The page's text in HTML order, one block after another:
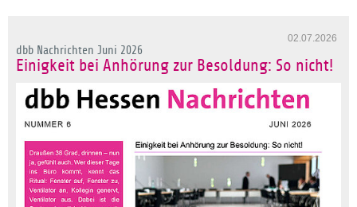
02.07.2026
dbb Nachrichten Juni 2026
Einigkeit bei Anhörung zur Besoldung: So nicht!